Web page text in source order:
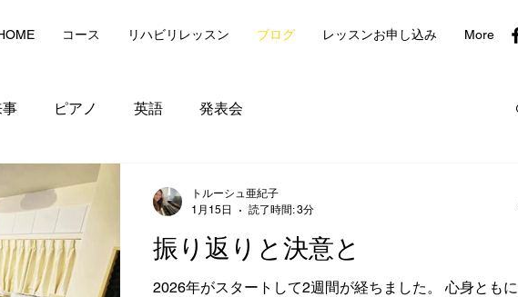
コース リハビリレッスン ブログ レッスンお申し込み More
ピアノ 英語 発表会
振り返りと決意と
2026年がスタートして2週間が経ちました。 心身ともに
トルーシュ亜紀子
1月15日
読了時間: 3分